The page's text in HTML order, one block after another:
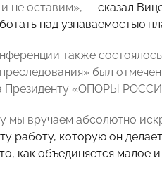
не оставим», — сказал
над узнаваемостью
также
был отмечен
Президенту «ОПОРЫ
мы вручаем абсолютно
работу, которую он
как объединяется